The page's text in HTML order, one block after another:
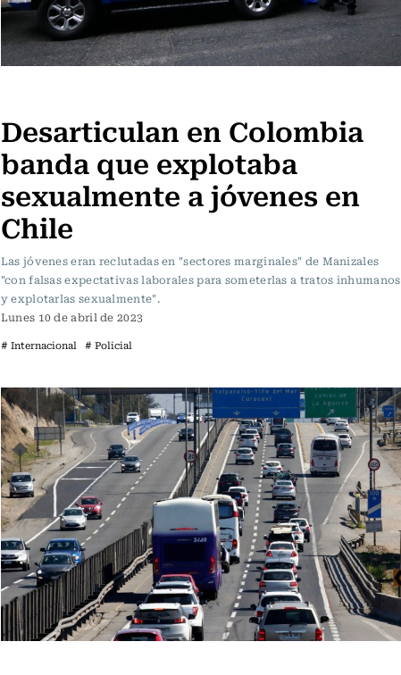
Desarticulan en Colombia
banda que explotaba
sexualmente a jóvenes en
Chile
Las jóvenes eran reclutadas en "sectores marginales" de Manizales
"con falsas expectativas laborales para someterlas a tratos inhumanos
y explotarlas sexualmente".
Lunes 10 de abril de 2023
# Internacional # Policial